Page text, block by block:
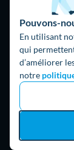
Pouvons-
En utilisant
qui
d’améliorer
notre